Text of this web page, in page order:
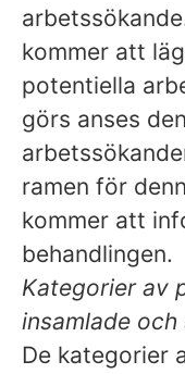
kommer att
potentiella
görs anses
ramen för
kommer att
behandlingen.
Kategorier av
insamlade och
De kategorier